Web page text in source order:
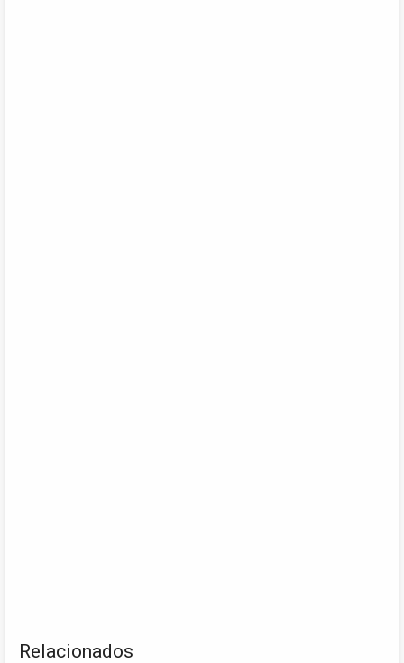
Relacionados